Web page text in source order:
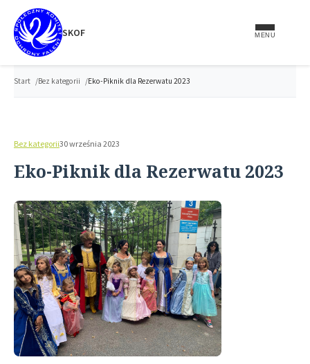
treści
SKOF
MENU
Start Bez kategorii Eko-Piknik dla Rezerwatu 2023
Bez kategorii30 września 2023
Eko-Piknik dla Rezerwatu 2023